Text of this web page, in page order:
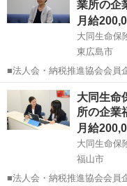
出を企画・提案していきま
業所の企
月給
大同生命
東広島市
■法人会・納税推進協会会員
きなどをお任せします。 家
と出向き、当社のお薦めす
問や知人・友人への保険勧
広島 東広島市 代理
大同生
所の企業
月給
大同生命
福山市
■法人会・納税推進協会会員